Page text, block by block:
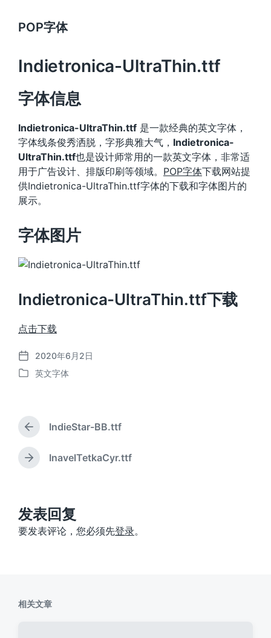
POP字体
Indietronica-UltraThin.ttf
字体信息
Indietronica-UltraThin.ttf 是一款经典的英文字体，
字体线条俊秀洒脱，字形典雅大气， Indietronica-
UltraThin.ttf也是设计师常用的一款英文字体，非常适
用于广告设计、排版印刷等领域。 POP字体下载网站提
供Indietronica-UltraThin.ttf字体的下载和字体图片的
展示。
字体图片
Indietronica-UltraThin.ttf下载
点击下载
发
布
2020年6月2日
发
英文字体
上
篇
文
章
IndieStar-BB.ttf
下
：
InavelTetkaCyr.ttf
发表回复
要发表评论，您必须先登录。
相关文章